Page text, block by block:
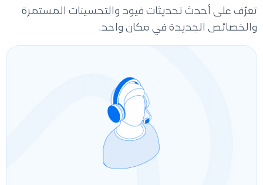
تعرّف على أحدث تحديثات فيود والتحسينات المستمرة
والخصائص الجديدة في مكان واحد.